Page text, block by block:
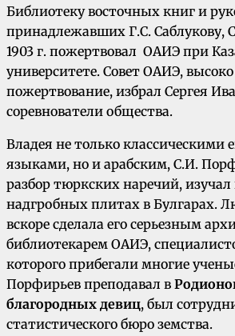
Библиотеку восточных книг и
принадлежавших Г.С. Саблукову,
1903 г. пожертвовал ОАИЭ при
университете. Совет ОАИЭ,
пожертвование, избрал Сергея
соревнователи общества.
Владея не только классическими
языками, но и арабским, С.И.
разбор тюркских наречий,
надгробных плитах в Булгарах.
вскоре сделала его серьезным
библиотекарем ОАИЭ,
которого прибегали многие
Порфирьев преподавал в
благородных девиц, был
статистического бюро земства.